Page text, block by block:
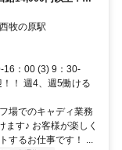
牧の原駅
16：00 (3) 9：30-
！ 週4、週5働ける
場でのキャディ業務
ます♪ お客様が楽しく
するお仕事です！ ...